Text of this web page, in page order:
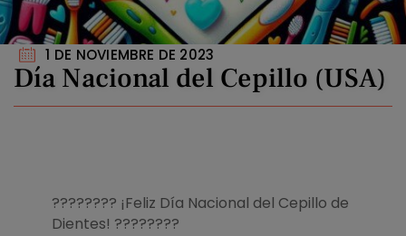
1 DE NOVIEMBRE DE 2023
Día Nacional del Cepillo (USA)
???????? ¡Feliz Día Nacional del Cepillo de
Dientes! ????????